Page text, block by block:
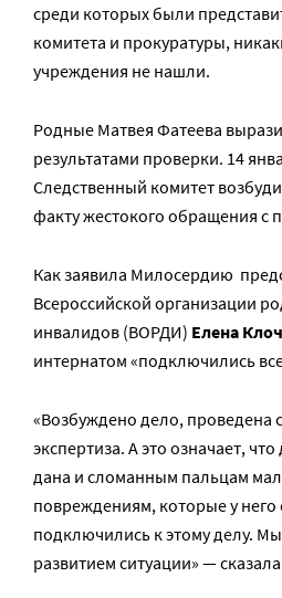
среди которых были
комитета и прокуратуры,
учреждения не нашли.
Родные Матвея Фатеева
результатами проверки. 14
Следственный комитет
факту жестокого обращения с
Как заявила Милосердию
Всероссийской организации
инвалидов (ВОРДИ) Елена
интернатом «подключились
«Возбуждено дело, проведена
экспертиза. А это означает,
дана и сломанным пальцам
повреждениям, которые у
подключились к этому делу.
развитием ситуации» —